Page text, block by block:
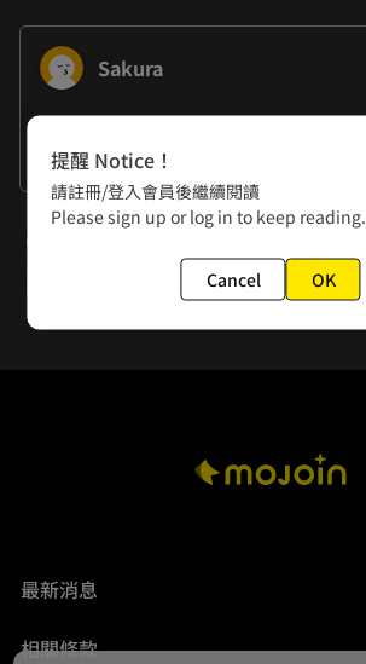
Sakura
謝謝大家
下一話
第19話 掠奪癖
最新消息
相關條款
提醒 Notice！
請註冊/登入會員後繼續閱讀
Please sign up or log in to keep reading.
Cancel OK